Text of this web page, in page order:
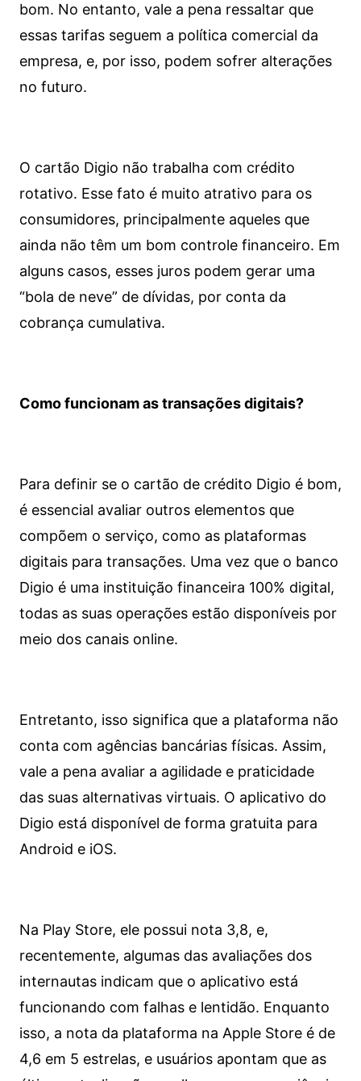
bom. No entanto, vale a pena ressaltar que
essas tarifas seguem a política comercial da
empresa, e, por isso, podem sofrer alterações
no futuro.
O cartão Digio não trabalha com crédito
rotativo. Esse fato é muito atrativo para os
consumidores, principalmente aqueles que
ainda não têm um bom controle financeiro. Em
alguns casos, esses juros podem gerar uma
“bola de neve” de dívidas, por conta da
cobrança cumulativa.
Como funcionam as transações digitais?
Para definir se o cartão de crédito Digio é bom,
é essencial avaliar outros elementos que
compõem o serviço, como as plataformas
digitais para transações. Uma vez que o banco
Digio é uma instituição financeira 100% digital,
todas as suas operações estão disponíveis por
meio dos canais online.
Entretanto, isso significa que a plataforma não
conta com agências bancárias físicas. Assim,
vale a pena avaliar a agilidade e praticidade
das suas alternativas virtuais. O aplicativo do
Digio está disponível de forma gratuita para
Android e iOS.
Na Play Store, ele possui nota 3,8, e,
recentemente, algumas das avaliações dos
internautas indicam que o aplicativo está
funcionando com falhas e lentidão. Enquanto
isso, a nota da plataforma na Apple Store é de
4,6 em 5 estrelas, e usuários apontam que as